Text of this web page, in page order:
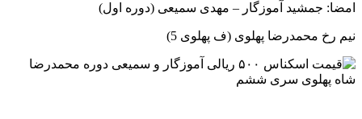
امضا: جمشید آموزگار – مهدی سمیعی (دوره اول)
نیم رخ محمدرضا پهلوی (ف پهلوی 5)